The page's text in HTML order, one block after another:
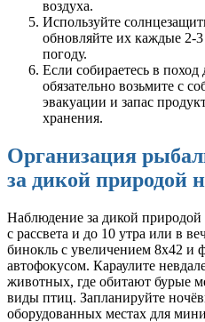
воздуха.
Используйте
обновляйте их каждые 2-
погоду.
Если собираетесь в поход
обязательно возьмите с
эвакуации и запас
хранения.
Организация
за дикой природой
Наблюдение за дикой природой
с рассвета и до 10 утра или в
бинокль с увеличением 8х42 и
автофокусом. Караулите
животных, где обитают бурые
виды птиц. Запланируйте
оборудованных местах для